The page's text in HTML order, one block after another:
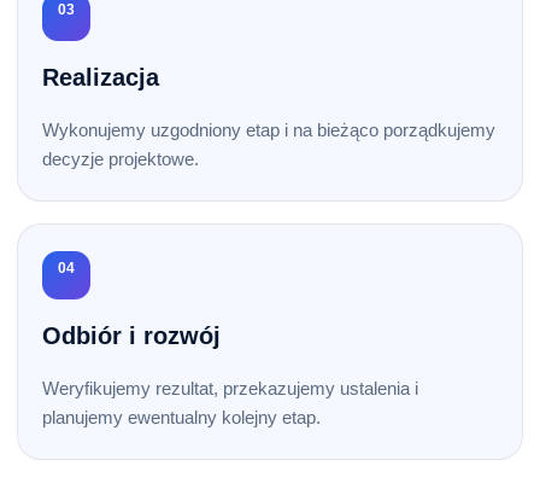
03
Realizacja
Wykonujemy uzgodniony etap i na bieżąco porządkujemy
decyzje projektowe.
04
Odbiór i rozwój
Weryfikujemy rezultat, przekazujemy ustalenia i
planujemy ewentualny kolejny etap.